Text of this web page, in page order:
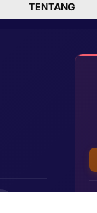
TENTANG